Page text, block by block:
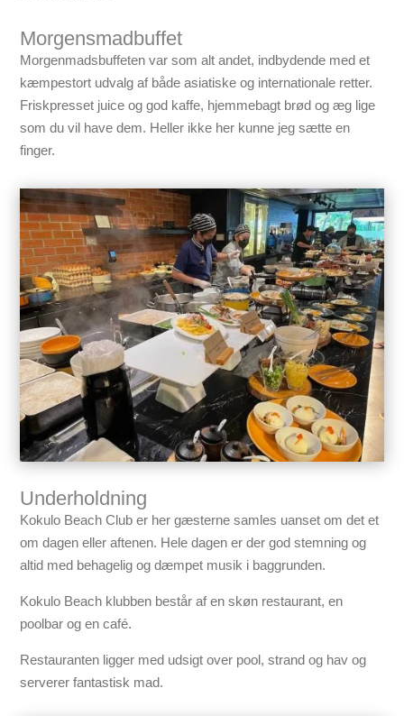
Morgensmadbuffet
Morgenmadsbuffeten var som alt andet, indbydende med et
kæmpestort udvalg af både asiatiske og internationale retter.
Friskpresset juice og god kaffe, hjemmebagt brød og æg lige
som du vil have dem. Heller ikke her kunne jeg sætte en
finger.
Underholdning
Kokulo Beach Club er her gæsterne samles uanset om det et
om dagen eller aftenen. Hele dagen er der god stemning og
altid med behagelig og dæmpet musik i baggrunden.
Kokulo Beach klubben består af en skøn restaurant, en
poolbar og en café.
Restauranten ligger med udsigt over pool, strand og hav og
serverer fantastisk mad.